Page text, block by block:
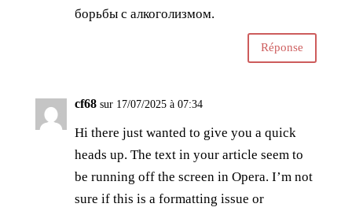
борьбы с алкоголизмом.
Réponse
cf68 sur 17/07/2025 à 07:34
Hi there just wanted to give you a quick
heads up. The text in your article seem to
be running off the screen in Opera. I’m not
sure if this is a formatting issue or